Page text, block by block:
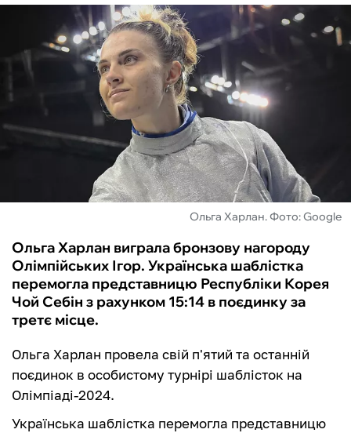
ЧС-2026
ІНШІ
БУКМЕКЕРИ
Ольга Харлан. Фото: Google
Ольга Харлан виграла бронзову нагороду
Олімпійських Ігор. Українська шаблістка
перемогла представницю Республіки Корея
Чой Себін з рахунком 15:14 в поєдинку за
третє місце.
Ольга Харлан провела свій п'ятий та останній
поєдинок в особистому турнірі шаблісток на
Олімпіаді-2024.
Українська шаблістка перемогла представницю